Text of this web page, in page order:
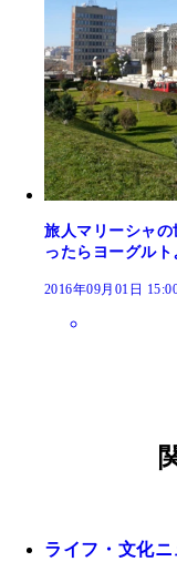
旅人マリーシャ
ったらヨーグルト
2016年09月01日
ライフ・文化